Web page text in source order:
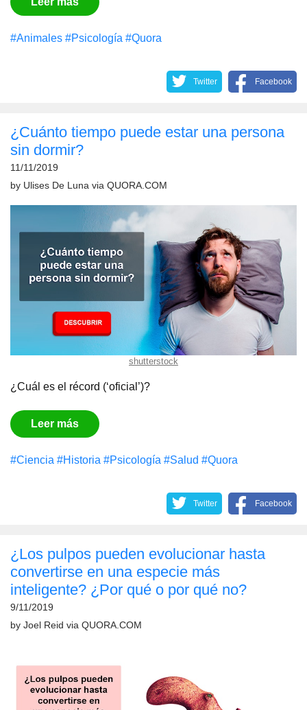
#Animales #Psicología #Quora
Twitter Facebook
¿Cuánto tiempo puede estar una persona
sin dormir?
11/11/2019
by Ulises De Luna via QUORA.COM
shutterstock
¿Cuál es el récord (‘oficial’)?
Leer más
#Сiencia #Historia #Psicología #Salud #Quora
Twitter Facebook
¿Los pulpos pueden evolucionar hasta
convertirse en una especie más
inteligente? ¿Por qué o por qué no?
9/11/2019
by Joel Reid via QUORA.COM